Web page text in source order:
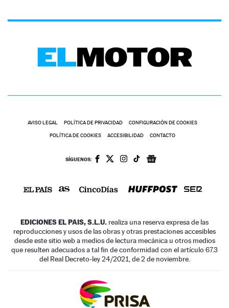
AVISO LEGAL POLÍTICA DE PRIVACIDAD CONFIGURACIÓN DE COOKIES
POLÍTICA DE COOKIES ACCESIBILIDAD CONTACTO
SÍGUENOS:
EDICIONES EL PAIS, S.L.U. realiza una reserva expresa de las
reproducciones y usos de las obras y otras prestaciones accesibles
desde este sitio web a medios de lectura mecánica u otros medios
que resulten adecuados a tal fin de conformidad con el artículo 67.3
del Real Decreto-ley 24/2021, de 2 de noviembre.